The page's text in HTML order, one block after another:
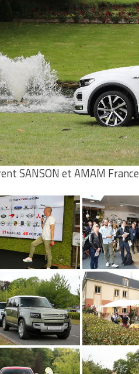
SANSON et AMAM France